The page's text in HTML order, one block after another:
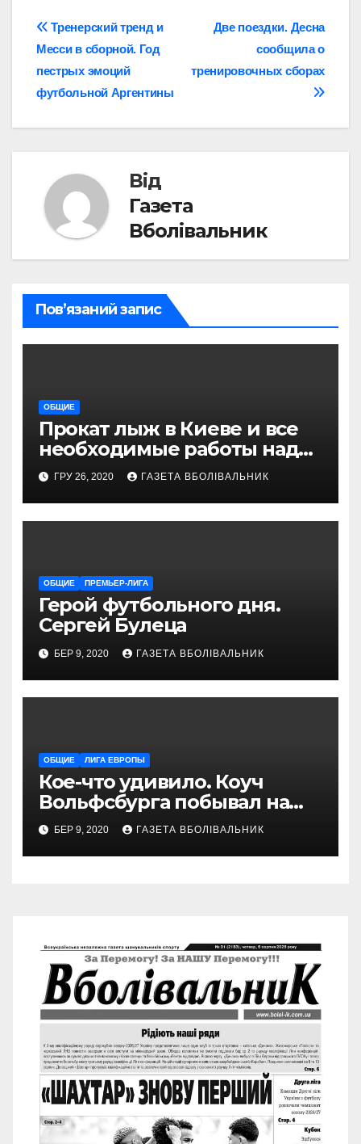
Навігація
записів
Две поездки. Десна
сообщила о
тренировочных сборах
Тренерский тренд и
Месси в сборной. Год
пестрых эмоций
футбольной Аргентины
Від
Газета
Вболівальник
Пов’язаний запис
ОБЩИЕ
Прокат лыж в Киеве и все
необходимые работы над
снаряжением, которое
проводит магазин
«VELOPARK»
ГРУ 26, 2020 ГАЗЕТА ВБОЛІВАЛЬНИК
ОБЩИЕ ПРЕМЬЕР-ЛИГА
Герой футбольного дня.
Сергей Булеца
БЕР 9, 2020 ГАЗЕТА ВБОЛІВАЛЬНИК
ОБЩИЕ ЛИГА ЕВРОПЫ
Кое-что удивило. Коуч
Вольфсбурга побывал на
матче Шахтера с Колосом
БЕР 9, 2020 ГАЗЕТА ВБОЛІВАЛЬНИК